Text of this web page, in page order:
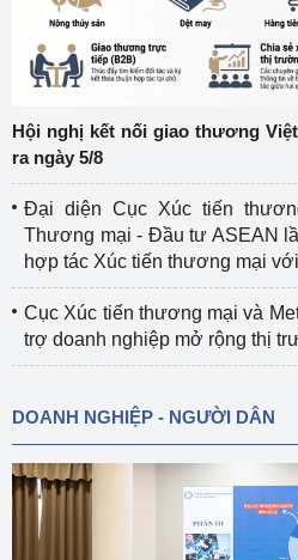
Hội nghị kết nối giao thương
ra ngày 5/8
Đại diện Cục Xúc tiến
Thương mại - Đầu tư ASEAN
hợp tác Xúc tiến thương mại
Cục Xúc tiến thương mại và
trợ doanh nghiệp mở rộng thị
DOANH NGHIỆP - NGƯỜI DÂN